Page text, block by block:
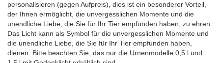
personalisieren (gegen Aufpreis), dies ist ein besonderer Vorteil,
der Ihnen ermöglicht, die unvergesslichen Momente und die
unendliche Liebe, die Sie für Ihr Tier empfunden haben, zu ehren.
Das Licht kann als Symbol für die unvergesslichen Momente und
die unendliche Liebe, die Sie für Ihr Tier empfunden haben,
dienen. Bitte beachten Sie, das nur die Urnenmodelle 0,5 l und